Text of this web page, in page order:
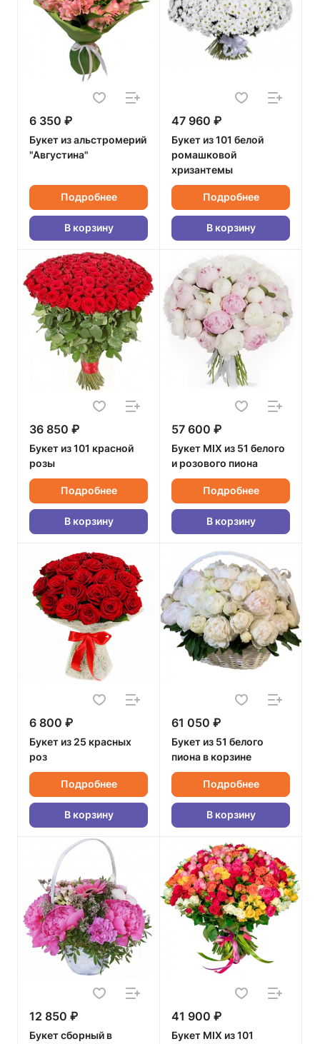
6 350 ₽
Букет из альстромерий
"Августина"
Подробнее
В корзину
47 960 ₽
Букет из 101 белой
ромашковой
хризантемы
Подробнее
В корзину
36 850 ₽
Букет из 101 красной
розы
Подробнее
В корзину
57 600 ₽
Букет MIX из 51 белого
и розового пиона
Подробнее
В корзину
6 800 ₽
Букет из 25 красных
роз
Подробнее
В корзину
61 050 ₽
Букет из 51 белого
пиона в корзине
Подробнее
В корзину
12 850 ₽
Букет сборный в
41 900 ₽
Букет MIX из 101